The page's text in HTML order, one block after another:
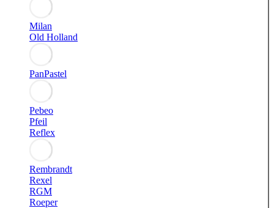
Milan
Old Holland
PanPastel
Pebeo
Pfeil
Reflex
Rembrandt
Rexel
RGM
Roeper